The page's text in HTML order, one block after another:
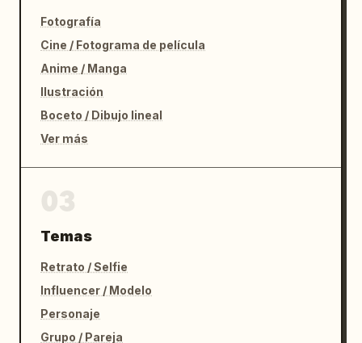
Fotografía
Cine / Fotograma de película
Anime / Manga
Ilustración
Boceto / Dibujo lineal
Ver más
Temas
Retrato / Selfie
Influencer / Modelo
Personaje
Grupo / Pareja